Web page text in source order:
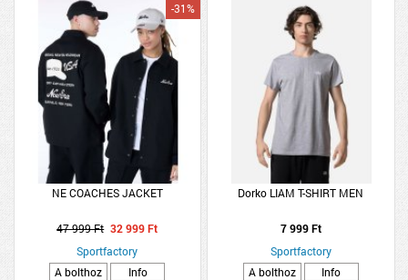
NE COACHES JACKET
-31%
47 999 Ft 32 999 Ft
Sportfactory
A bolthoz
Info
Dorko LIAM T-SHIRT MEN
7 999 Ft
Sportfactory
A bolthoz
Info